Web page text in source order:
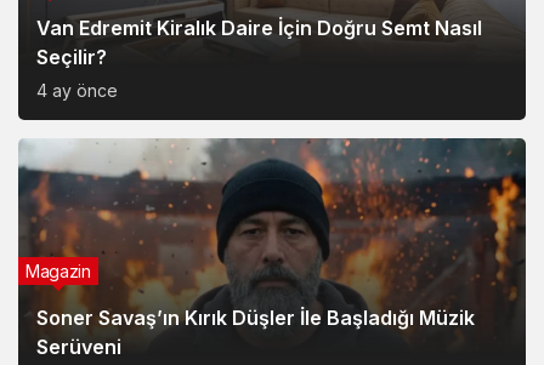
Van Edremit Kiralık Daire İçin Doğru Semt Nasıl
Seçilir?
4 ay önce
Soner Savaş’ın Kırık Düşler İle Başladığı Müzik
Serüveni
Magazin